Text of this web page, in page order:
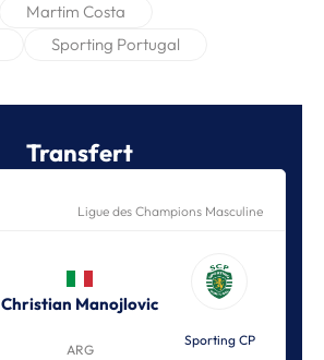
Martim Costa
Sporting Portugal
Transfert
Ligue des Champions Masculine
Christian Manojlovic
ARG
Sporting CP